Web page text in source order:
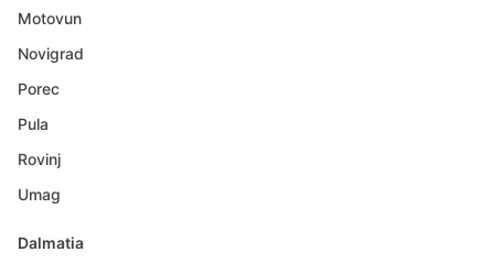
Motovun
Novigrad
Porec
Pula
Rovinj
Umag
Dalmatia